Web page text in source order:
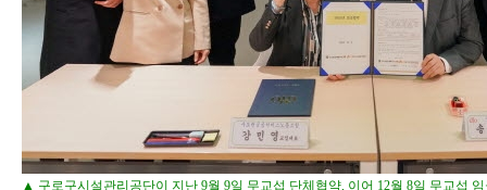
▲ 구로구시설관리공단이 지난 9월 9일 무교섭 단체협약, 이어 12월 8일 무교섭